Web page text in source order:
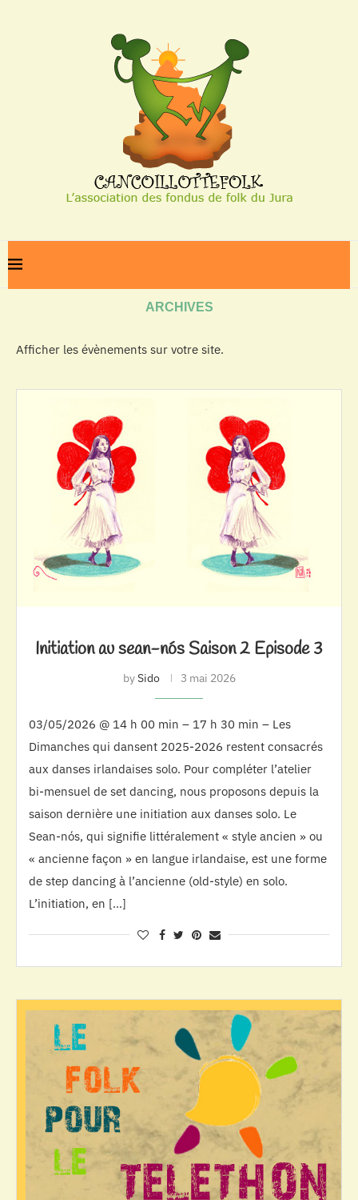
ARCHIVES
Afficher les évènements sur votre site.
Initiation au sean-nós Saison 2 Episode 3
bySido 3 mai 2026
03/05/2026 @ 14 h 00 min – 17 h 30 min – Les
Dimanches qui dansent 2025-2026 restent consacrés
aux danses irlandaises solo. Pour compléter l’atelier
bi-mensuel de set dancing, nous proposons depuis la
saison dernière une initiation aux danses solo. Le
Sean-nós, qui signifie littéralement « style ancien » ou
« ancienne façon » en langue irlandaise, est une forme
de step dancing à l’ancienne (old-style) en solo.
L’initiation, en […]